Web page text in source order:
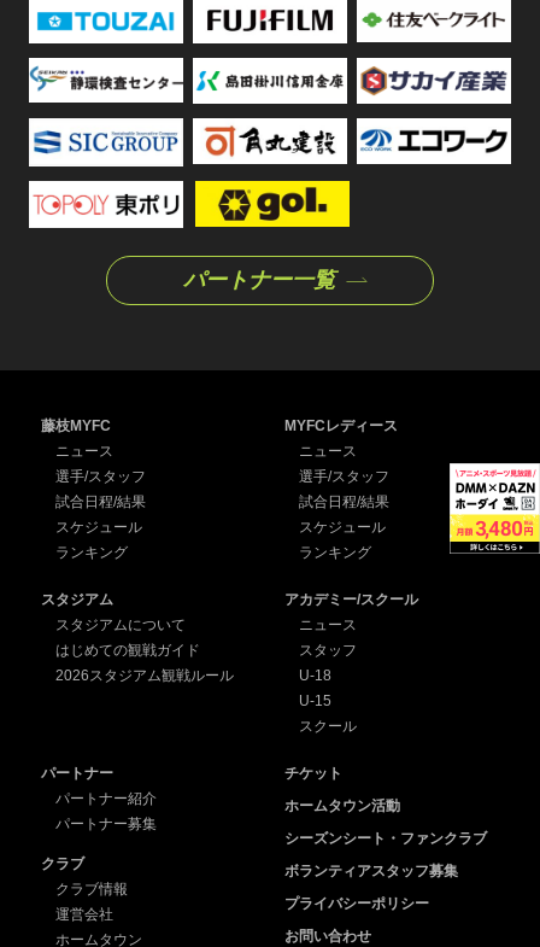
パートナー一覧
藤枝MYFC
ニュース
選手/スタッフ
試合日程/結果
スケジュール
ランキング
MYFCレディース
ニュース
選手/スタッフ
試合日程/結果
スケジュール
ランキング
スタジアム
スタジアムについて
はじめての観戦ガイド
2026スタジアム観戦ルール
アカデミー/スクール
ニュース
スタッフ
U-18
U-15
スクール
パートナー
パートナー紹介
パートナー募集
クラブ
クラブ情報
運営会社
ホームタウン
チケット
ホームタウン活動
シーズンシート・ファンクラブ
ボランティアスタッフ募集
プライバシーポリシー
お問い合わせ